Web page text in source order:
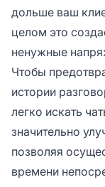
дольше ваш
целом это
ненужные
Чтобы
истории
легко искать
значительно
позволяя
времени